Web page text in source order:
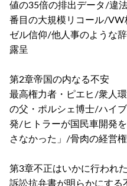
値の35倍の排出データ/違
番目の大規模リコール/
ゼル信仰/他人事のような
露呈
第2章帝国の内なる不安
最高権力者・ピエヒ/衆人
の父・ポルシェ博士/ハイ
発/ヒトラーが国民車開発
さなかった」/骨肉の経営
第3章不正はいかに行われ
訴訟抗弁書が明らかにす